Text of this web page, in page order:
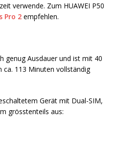
verwende. Zum HUAWEI P50
Pro 2 empfehlen.
genug Ausdauer und ist mit 40
ca. 113 Minuten vollständig
Gerät mit Dual-SIM,
grösstenteils aus: